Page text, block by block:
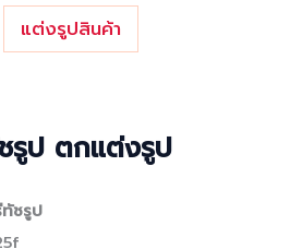
แต่งรูปสินค้า
รูป ตกแต่งรูป
ทัชรูป